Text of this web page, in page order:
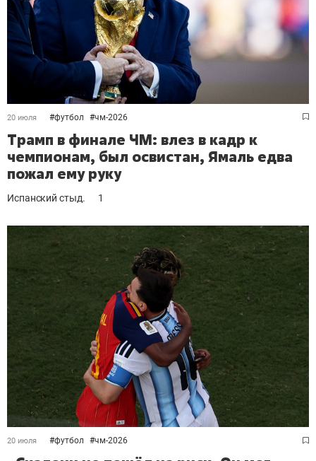
20 июля #футбол #чм-2026
Трамп в финале ЧМ: влез в кадр к
чемпионам, был освистан, Ямаль едва
пожал ему руку
Испанский стыд. 1
20 июля #футбол #чм-2026